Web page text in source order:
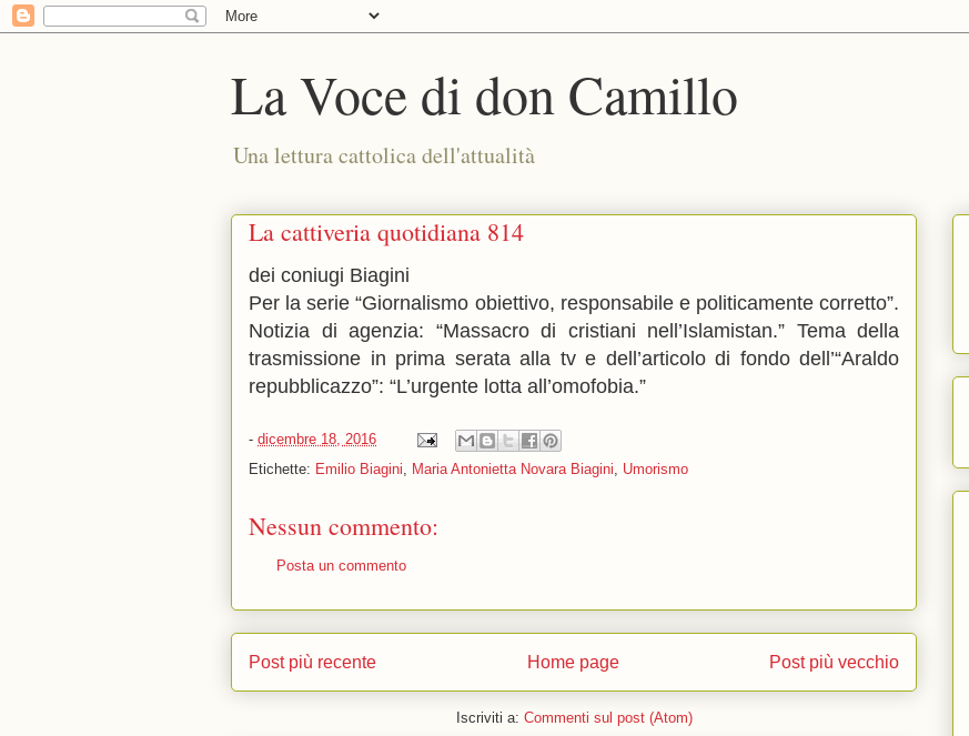
La Voce di don Camillo
Una lettura cattolica dell'attualità
La cattiveria quotidiana 814
dei coniugi Biagini
Per la serie “Giornalismo obiettivo, responsabile e politicamente corretto”.
Notizia di agenzia: “Massacro di cristiani nell’Islamistan.” Tema della
trasmissione in prima serata alla tv e dell’articolo di fondo dell’“Araldo
repubblicazzo”: “L’urgente lotta all’omofobia.”
- dicembre 18, 2016
Etichette: Emilio Biagini, Maria Antonietta Novara Biagini, Umorismo
Nessun commento:
Posta un commento
Post più recente Post più vecchio
Home page
Iscriviti a: Commenti sul post (Atom)